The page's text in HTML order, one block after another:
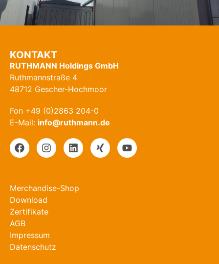
KONTAKT
RUTHMANN Holdings GmbH
Ruthmannstraße 4
48712 Gescher-Hochmoor
Fon +49 (0)2863 204-0
E-Mail: info@ruthmann.de
Merchandise-Shop
Download
Zertifikate
AGB
Impressum
Datenschutz